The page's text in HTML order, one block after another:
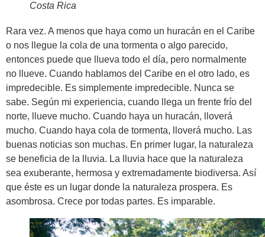
Costa Rica
Rara vez. A menos que haya como un huracán en el Caribe
o nos llegue la cola de una tormenta o algo parecido,
entonces puede que llueva todo el día, pero normalmente
no llueve. Cuando hablamos del Caribe en el otro lado, es
impredecible. Es simplemente impredecible. Nunca se
sabe. Según mi experiencia, cuando llega un frente frío del
norte, llueve mucho. Cuando haya un huracán, lloverá
mucho. Cuando haya cola de tormenta, lloverá mucho. Las
buenas noticias son muchas. En primer lugar, la naturaleza
se beneficia de la lluvia. La lluvia hace que la naturaleza
sea exuberante, hermosa y extremadamente biodiversa. Así
que éste es un lugar donde la naturaleza prospera. Es
asombrosa. Crece por todas partes. Es imparable.